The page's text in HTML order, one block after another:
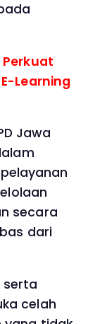
Learning
Jawa
secara
dari
serta
celah